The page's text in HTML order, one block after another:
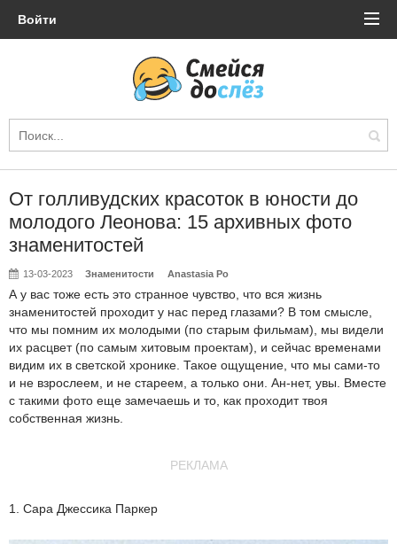
Войти
От голливудских красоток в юности до
молодого Леонова: 15 архивных фото
знаменитостей
13-03-2023 Знаменитости Anastasia Po
А у вас тоже есть это странное чувство, что вся жизнь
знаменитостей проходит у нас перед глазами? В том смысле,
что мы помним их молодыми (по старым фильмам), мы видели
их расцвет (по самым хитовым проектам), и сейчас временами
видим их в светской хронике. Такое ощущение, что мы сами-то
и не взрослеем, и не стареем, а только они. Ан-нет, увы. Вместе
с такими фото еще замечаешь и то, как проходит твоя
собственная жизнь.
РЕКЛАМА
1. Сара Джессика Паркер